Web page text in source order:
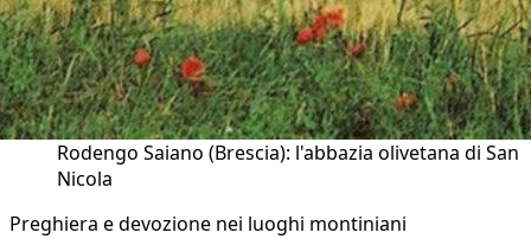
Rodengo Saiano (Brescia): l'abbazia olivetana di San
Nicola
Preghiera e devozione nei luoghi montiniani